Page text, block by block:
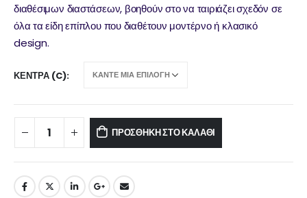
διαθέσιμων διαστάσεων, βοηθούν στο να ταιριάζει σχεδόν σε
όλα τα είδη επίπλου που διαθέτουν μοντέρνο ή κλασικό
design.
ΚΈΝΤΡΑ (C)
ΠΡΟΣΘΉΚΗ ΣΤΟ ΚΑΛΆΘΙ